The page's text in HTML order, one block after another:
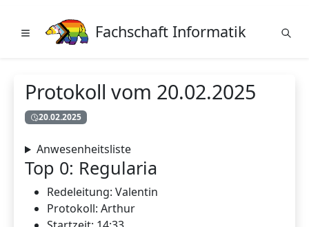
Fachschaft Informatik
Protokoll vom 20.02.2025
20.02.2025
Anwesenheitsliste
Top 0: Regularia
Redeleitung: Valentin
Protokoll: Arthur